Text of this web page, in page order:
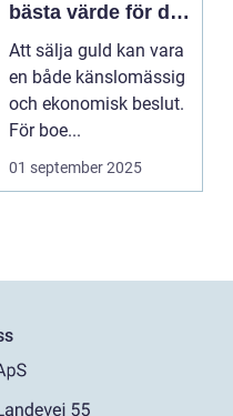
bästa värde för ditt
guld
Att sälja guld kan vara
en både känslomässig
och ekonomisk beslut.
För boe...
01 september 2025